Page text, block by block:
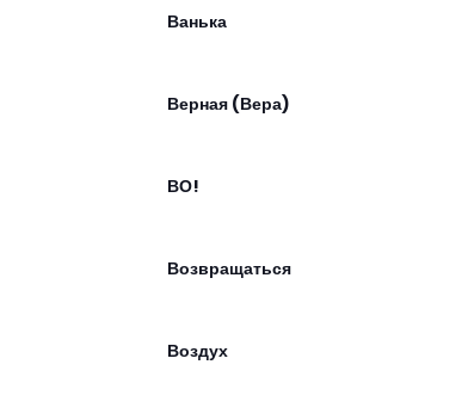
Ванька
Верная (Вера)
ВО!
Возвращаться
Воздух